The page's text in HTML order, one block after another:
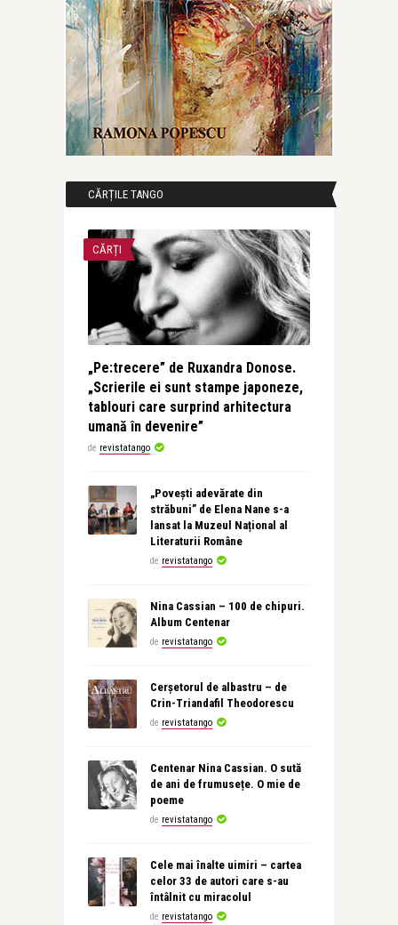
CĂRȚILE TANGO
CĂRȚI
„Pe:trecere” de Ruxandra Donose.
„Scrierile ei sunt stampe japoneze,
tablouri care surprind arhitectura
umană în devenire”
de revistatango
„Povești adevărate din
străbuni” de Elena Nane s-a
lansat la Muzeul Național al
Literaturii Române
de revistatango
Nina Cassian – 100 de chipuri.
Album Centenar
de revistatango
Cerșetorul de albastru – de
Crin-Triandafil Theodorescu
de revistatango
Centenar Nina Cassian. O sută
de ani de frumusețe. O mie de
poeme
de revistatango
Cele mai înalte uimiri – cartea
celor 33 de autori care s-au
întâlnit cu miracolul
de revistatango